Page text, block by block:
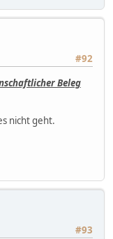
#92
Beleg
nicht geht.
#93